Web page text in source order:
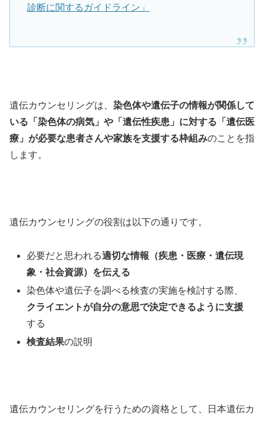
診断に関するガイドライン」
遺伝カウンセリングは、 染色体や遺伝子の情報が関係して
いる「染色体の病気」や「遺伝性疾患」に対する「遺伝医
療」が必要な患者さんや家族を支援する枠組みのことを指
します。
遺伝カウンセリングの役割は以下の通りです。
必要だと思われる適切な情報（疾患・医療・遺伝現
象・社会資源）を伝える
染色体や遺伝子を調べる検査の実施を検討する際、
クライエントが自分の意思で決定できるように支援
する
検査結果の説明
遺伝カウンセリングを行うための資格として、日本遺伝カ